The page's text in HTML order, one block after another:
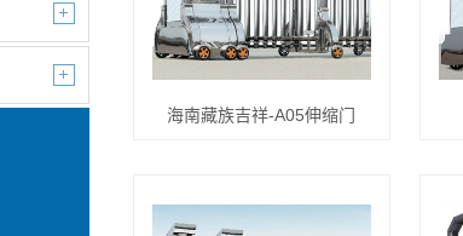
海南藏族吉祥-A05伸缩门